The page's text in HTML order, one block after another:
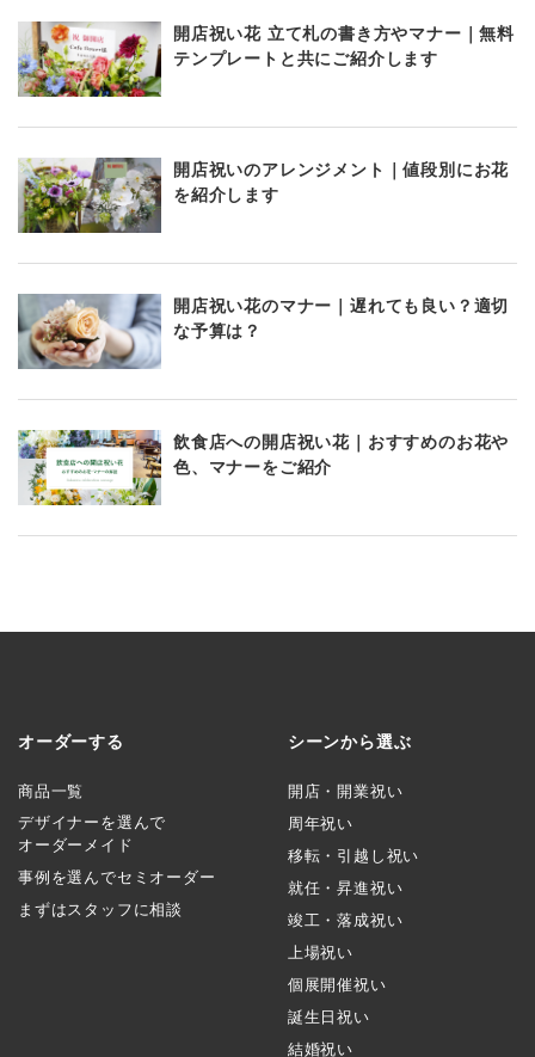
開店祝い花 立て札の書き方やマナー｜無料
テンプレートと共にご紹介します
開店祝いのアレンジメント｜値段別にお花
を紹介します
開店祝い花のマナー｜遅れても良い？適切
な予算は？
飲食店への開店祝い花｜おすすめのお花や
色、マナーをご紹介
オーダーする
商品一覧
デザイナーを選んで
オーダーメイド
事例を選んでセミオーダー
まずはスタッフに相談
シーンから選ぶ
開店・開業祝い
周年祝い
移転・引越し祝い
就任・昇進祝い
竣工・落成祝い
上場祝い
個展開催祝い
誕生日祝い
結婚祝い